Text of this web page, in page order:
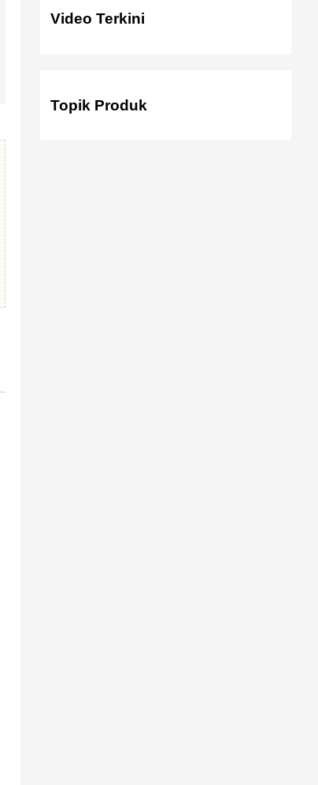
Video Terkini
Topik Produk